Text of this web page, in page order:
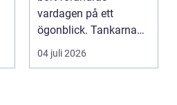
vardagen på ett
ögonblick. Tankarna
snurrar, känslorna
pendlar ...
04 juli 2026